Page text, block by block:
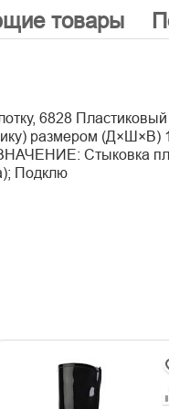
товары
6828
размером
Стыковка
Подклю